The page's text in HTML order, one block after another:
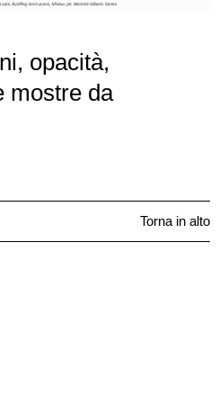
opacità,
mostre da
Torna in alto